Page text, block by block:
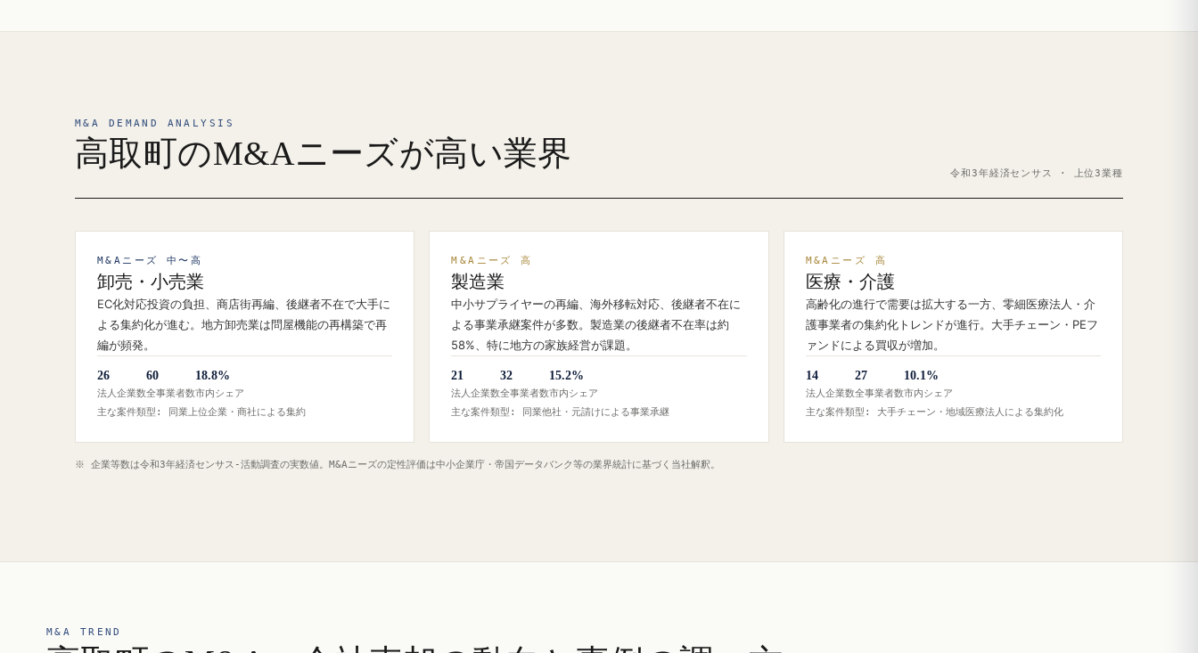
M&A DEMAND ANALYSIS
高取町のM&Aニーズが高い業界
令和3年経済センサス · 上位3業種
M&Aニーズ 中〜高
卸売・小売業
EC化対応投資の負担、商店街再編、後継者不在で大手に
よる集約化が進む。地方卸売業は問屋機能の再構築で再
編が頻発。
26
法人企業数
60
全事業者数
18.8%
市内シェア
主な案件類型: 同業上位企業・商社による集約
M&Aニーズ 高
製造業
中小サプライヤーの再編、海外移転対応、後継者不在に
よる事業承継案件が多数。製造業の後継者不在率は約
58%、特に地方の家族経営が課題。
21
法人企業数
32
全事業者数
15.2%
市内シェア
主な案件類型: 同業他社・元請けによる事業承継
M&Aニーズ 高
医療・介護
高齢化の進行で需要は拡大する一方、零細医療法人・介
護事業者の集約化トレンドが進行。大手チェーン・PEフ
ァンドによる買収が増加。
14
法人企業数
27
全事業者数
10.1%
市内シェア
主な案件類型: 大手チェーン・地域医療法人による集約化
※ 企業等数は令和3年経済センサス‐活動調査の実数値。M&Aニーズの定性評価は中小企業庁・帝国データバンク等の業界統計に基づく当社解釈。
M&A TREND